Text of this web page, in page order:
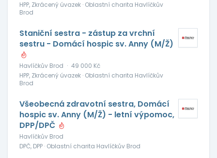
HPP, Zkrácený úvazek · Oblastní charita Havlíčkův
Brod
Staniční sestra - zástup za vrchní
sestru - Domácí hospic sv. Anny (M/Ž)
Havlíčkův Brod · 49 000 Kč
HPP, Zkrácený úvazek · Oblastní charita Havlíčkův
Brod
Všeobecná zdravotní sestra, Domácí
hospic sv. Anny (M/Ž) - letní výpomoc,
DPP/DPČ
Havlíčkův Brod
DPČ, DPP · Oblastní charita Havlíčkův Brod